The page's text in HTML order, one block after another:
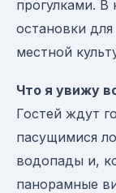
прогулками.
остановки
местной
Что я увижу
Гостей ждут
пасущимися
водопады и,
панорамные